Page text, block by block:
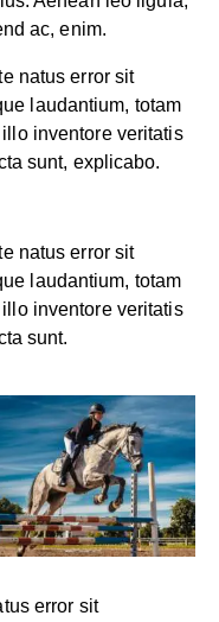
ac, enim.
natus error sit
laudantium, totam
inventore veritatis
sunt, explicabo.
natus error sit
laudantium, totam
inventore veritatis
sunt.
error sit